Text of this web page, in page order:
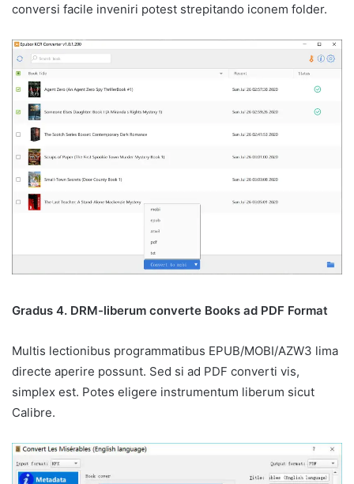
conversi facile inveniri potest strepitando iconem folder.
Gradus 4. DRM-liberum converte Books ad PDF Format
Multis lectionibus programmatibus EPUB/MOBI/AZW3 lima
directe aperire possunt. Sed si ad PDF converti vis,
simplex est. Potes eligere instrumentum liberum sicut
Calibre.